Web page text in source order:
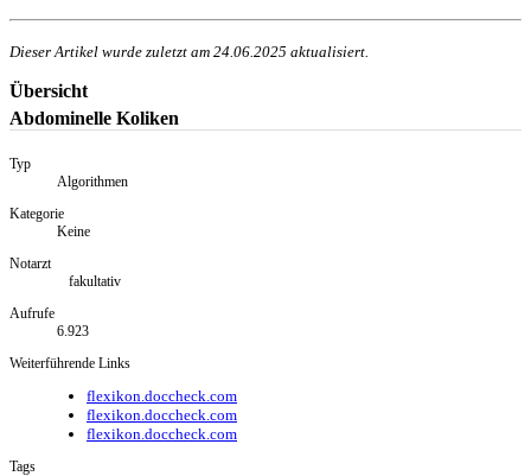
Dieser Artikel wurde zuletzt am 24.06.2025 aktualisiert.
Übersicht
Abdominelle Koliken
Typ
Algorithmen
Kategorie
Keine
Notarzt
fakultativ
Aufrufe
6.923
Weiterführende Links
flexikon.doccheck.com
flexikon.doccheck.com
flexikon.doccheck.com
Tags